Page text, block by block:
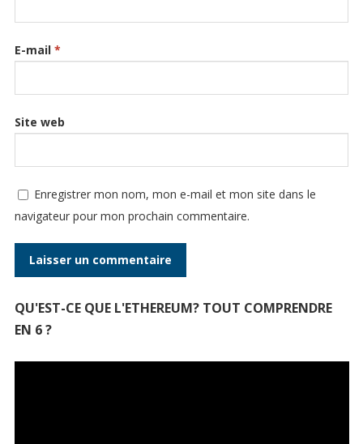
E-mail *
Site web
Enregistrer mon nom, mon e-mail et mon site dans le
navigateur pour mon prochain commentaire.
QU'EST-CE QUE L'ETHEREUM? TOUT COMPRENDRE
EN 6 ?